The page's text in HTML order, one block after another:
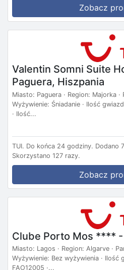
Zobacz
Valentin Somni Suite
Paguera, Hiszpania
Miasto: Paguera · Region: Majorka ·
Wyżywienie: Śniadanie · Ilość
· Ilość...
TUI. Do końca 24 godziny. Dodano
Skorzystano 127 razy.
Zobacz
Clube Porto Mos ****
Miasto: Lagos · Region: Algarve ·
Wyżywienie: Bez wyżywienia · Ilość
FAO12005 ·...